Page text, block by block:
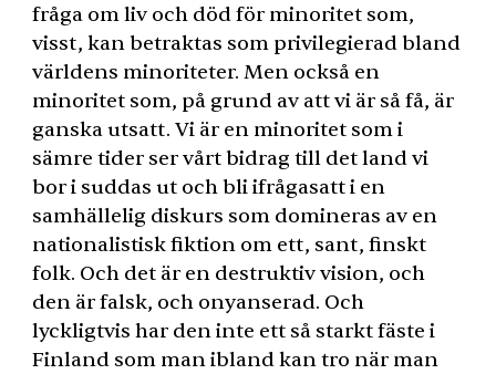
fråga om liv och död för minoritet som,
visst, kan betraktas som privilegierad bland
världens minoriteter. Men också en
minoritet som, på grund av att vi är så få, är
ganska utsatt. Vi är en minoritet som i
sämre tider ser vårt bidrag till det land vi
bor i suddas ut och bli ifrågasatt i en
samhällelig diskurs som domineras av en
nationalistisk fiktion om ett, sant, finskt
folk. Och det är en destruktiv vision, och
den är falsk, och onyanserad. Och
lyckligtvis har den inte ett så starkt fäste i
Finland som man ibland kan tro när man